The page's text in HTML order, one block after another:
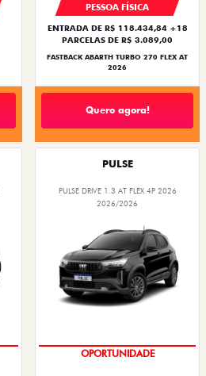
PESSOA FÍSICA
ENTRADA DE R$ 118.434,84 +18
PARCELAS DE R$ 3.089,00
FASTBACK ABARTH TURBO 270 FLEX AT
2026
Quero agora!
PULSE
PULSE DRIVE 1.3 AT FLEX 4P 2026
2026/2026
OPORTUNIDADE